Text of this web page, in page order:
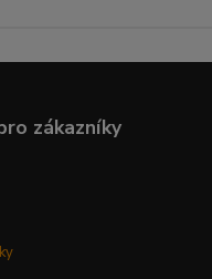
zákazníky